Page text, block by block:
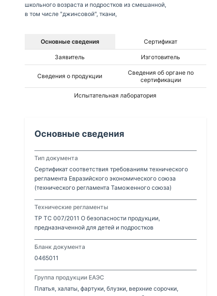
школьного возраста и подростков из смешанной,
в том числе "джинсовой", ткани,
Основные сведения Сертификат
Заявитель Изготовитель
Сведения о продукции
Сведения об органе по
сертификации
Испытательная лаборатория
Основные сведения
Тип документа
Сертификат соответствия требованиям технического
регламента Евразийского экономического союза
(технического регламента Таможенного союза)
Технические регламенты
ТР ТС 007/2011 О безопасности продукции,
предназначенной для детей и подростков
Бланк документа
0465011
Группа продукции ЕАЭС
Платья, халаты, фартуки, блузки, верхние сорочки,